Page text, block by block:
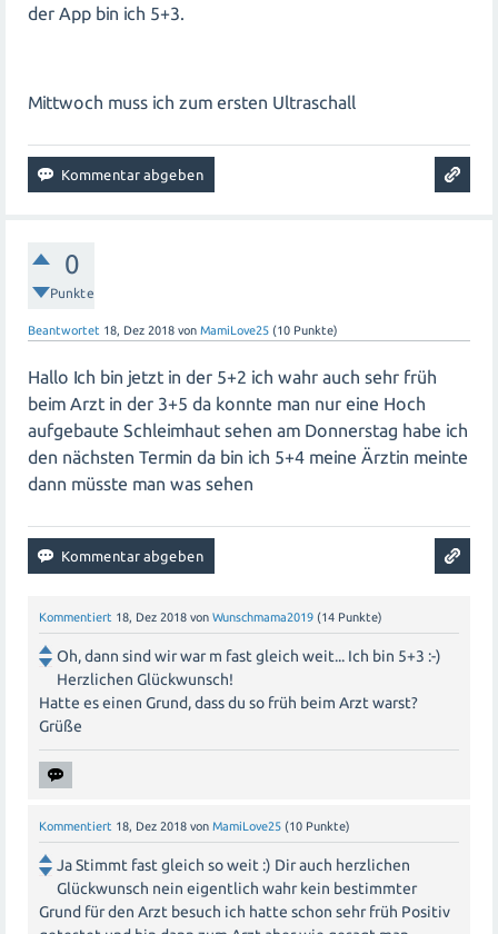
der App bin ich 5+3.
Mittwoch muss ich zum ersten Ultraschall
0
Punkte
Beantwortet 18, Dez 2018 von MamiLove25 (10 Punkte)
Hallo Ich bin jetzt in der 5+2 ich wahr auch sehr früh
beim Arzt in der 3+5 da konnte man nur eine Hoch
aufgebaute Schleimhaut sehen am Donnerstag habe ich
den nächsten Termin da bin ich 5+4 meine Ärztin meinte
dann müsste man was sehen
Kommentiert 18, Dez 2018 von Wunschmama2019 (14 Punkte)
Oh, dann sind wir war m fast gleich weit... Ich bin 5+3 :-)
Herzlichen Glückwunsch!
Hatte es einen Grund, dass du so früh beim Arzt warst?
Grüße
Kommentiert 18, Dez 2018 von MamiLove25 (10 Punkte)
Ja Stimmt fast gleich so weit :) Dir auch herzlichen
Glückwunsch nein eigentlich wahr kein bestimmter
Grund für den Arzt besuch ich hatte schon sehr früh Positiv